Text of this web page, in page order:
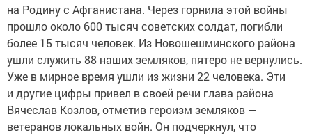
на Родину с Афганистана. Через горнила этой войны
прошло около 600 тысяч советских солдат, погибли
более 15 тысяч человек. Из Новошешминского района
ушли служить 88 наших земляков, пятеро не вернулись.
Уже в мирное время ушли из жизни 22 человека. Эти
и другие цифры привел в своей речи глава района
Вячеслав Козлов, отметив героизм земляков —
ветеранов локальных войн. Он подчеркнул, что